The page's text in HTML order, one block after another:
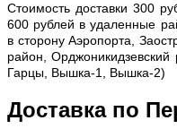
Стоимость доставки 300
600 рублей в удаленные
в сторону Аэропорта,
район,
Гарцы, Вышка-1, Вышка-2)
Доставка по